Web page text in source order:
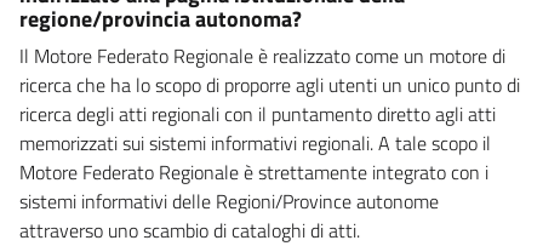
regione/provincia autonoma?
Il Motore Federato Regionale è realizzato come un motore di
ricerca che ha lo scopo di proporre agli utenti un unico punto di
ricerca degli atti regionali con il puntamento diretto agli atti
memorizzati sui sistemi informativi regionali. A tale scopo il
Motore Federato Regionale è strettamente integrato con i
sistemi informativi delle Regioni/Province autonome
attraverso uno scambio di cataloghi di atti.